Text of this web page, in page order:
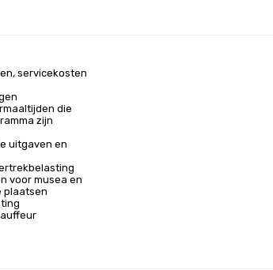
servicekosten
die
zijn
uitgaven en
voor musea en
plaatsen